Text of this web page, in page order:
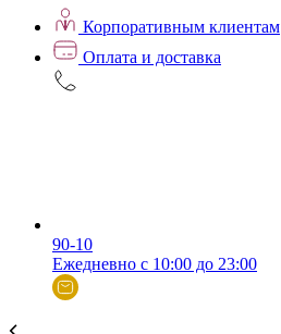
Корпоративным клиентам
Оплата и доставка
90-10
Ежедневно с 10:00 до 23:00